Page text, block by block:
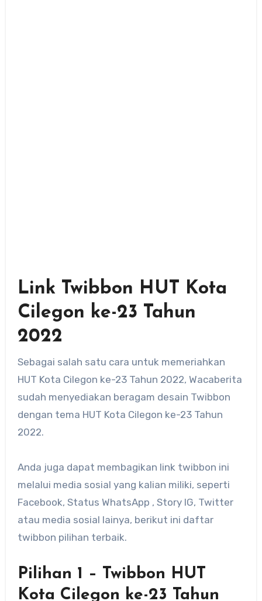
Link Twibbon HUT Kota
Cilegon ke-23 Tahun
2022
Sebagai salah satu cara untuk memeriahkan
HUT Kota Cilegon ke-23 Tahun 2022, Wacaberita
sudah menyediakan beragam desain Twibbon
dengan tema HUT Kota Cilegon ke-23 Tahun
2022.
Anda juga dapat membagikan link twibbon ini
melalui media sosial yang kalian miliki, seperti
Facebook, Status WhatsApp , Story IG, Twitter
atau media sosial lainya, berikut ini daftar
twibbon pilihan terbaik.
Pilihan 1 – Twibbon HUT
Kota Cilegon ke-23 Tahun